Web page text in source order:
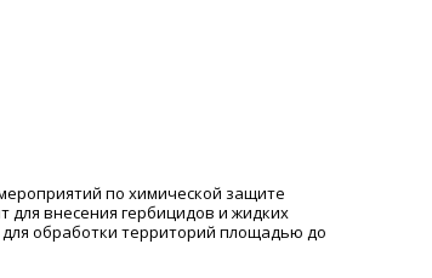
по химической защите
для внесения гербицидов и жидких
обработки территорий площадью до